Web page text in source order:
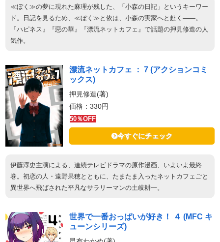
≪ぼく≫の夢に現れた麻理が残した、「小森の日記」というキーワー
ド。日記を見るため、≪ぼく≫と依は、小森の実家へと赴く――。
『ハピネス』『惡の華』『漂流ネットカフェ』で話題の押見修造の人
気作。
漂流ネットカフェ ： 7 (アクションコミ
ックス)
押見修造(著)
価格：330円
50％OFF
今すぐにチェック
伊藤淳史主演による、連続テレビドラマの原作漫画、いよいよ最終
巻。初恋の人・遠野果穂とともに、たまたま入ったネットカフェごと
異世界へ飛ばされた平凡なサラリーマンの土岐耕一。
世界で一番おっぱいが好き！ ４ (MFC キ
ューンシリーズ)